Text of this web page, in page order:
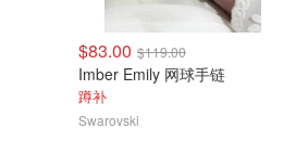
$83.00 $119.00
Imber Emily 网球手链
蹲补
Swarovski